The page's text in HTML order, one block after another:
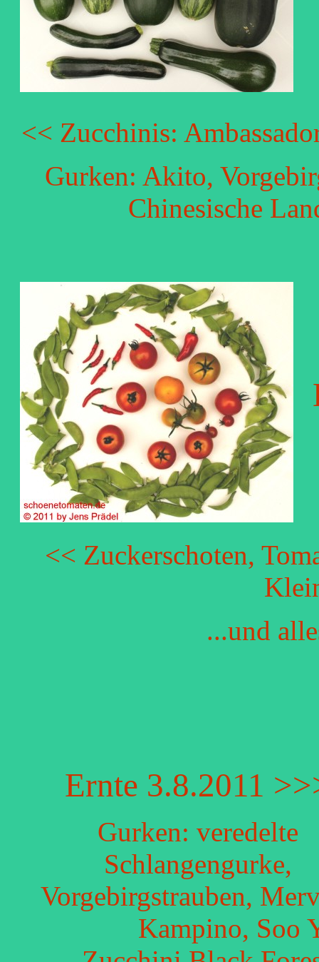
<< Zucchinis:
Gurken: Akito,
Chinesische
<< Zuckerschoten,
...und
Ernte 3.8.2011
Gurken: veredelte
Schlangengurke,
Vorgebirgstrauben,
Kampino, Soo